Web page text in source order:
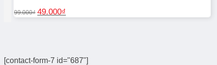
99.000₫ Giá
gốc
49.000₫
hiện
[contact-form-7 id="687"]